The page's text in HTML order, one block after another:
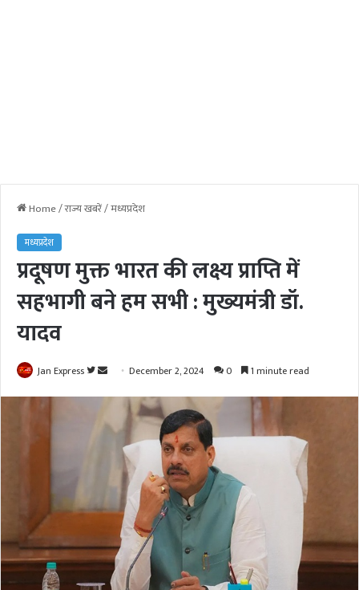
Home/राज्य खबरें/मध्यप्रदेश
मध्यप्रदेश
प्रदूषण मुक्त भारत की लक्ष्य प्राप्ति में
सहभागी बने हम सभी : मुख्‍यमंत्री डॉ.
यादव
Jan Express
F
n
w
i
t
d
e
m
i
l
December 2, 2024 0 1 minute read